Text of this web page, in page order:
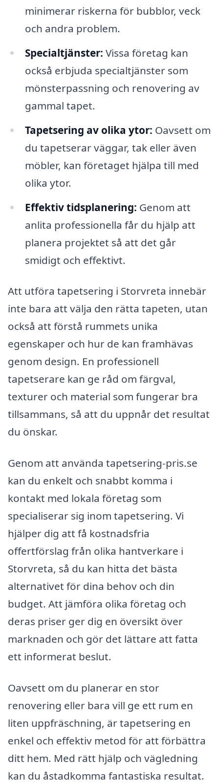
minimerar riskerna för bubblor, veck
och andra problem.
Specialtjänster: Vissa företag kan
också erbjuda specialtjänster som
mönsterpassning och renovering av
gammal tapet.
Tapetsering av olika ytor: Oavsett om
du tapetserar väggar, tak eller även
möbler, kan företaget hjälpa till med
olika ytor.
Effektiv tidsplanering: Genom att
anlita professionella får du hjälp att
planera projektet så att det går
smidigt och effektivt.
Att utföra tapetsering i Storvreta innebär
inte bara att välja den rätta tapeten, utan
också att förstå rummets unika
egenskaper och hur de kan framhävas
genom design. En professionell
tapetserare kan ge råd om färgval,
texturer och material som fungerar bra
tillsammans, så att du uppnår det resultat
du önskar.
Genom att använda tapetsering-pris.se
kan du enkelt och snabbt komma i
kontakt med lokala företag som
specialiserar sig inom tapetsering. Vi
hjälper dig att få kostnadsfria
offertförslag från olika hantverkare i
Storvreta, så du kan hitta det bästa
alternativet för dina behov och din
budget. Att jämföra olika företag och
deras priser ger dig en översikt över
marknaden och gör det lättare att fatta
ett informerat beslut.
Oavsett om du planerar en stor
renovering eller bara vill ge ett rum en
liten uppfräschning, är tapetsering en
enkel och effektiv metod för att förbättra
ditt hem. Med rätt hjälp och vägledning
kan du åstadkomma fantastiska resultat.